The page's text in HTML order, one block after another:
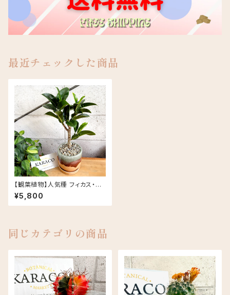
最近チェックした商品
【観葉植物】人気種 フィカス・ア
ポロ 4号 MURATAYA カラーズ
ポットS
¥5,800
同じカテゴリの商品